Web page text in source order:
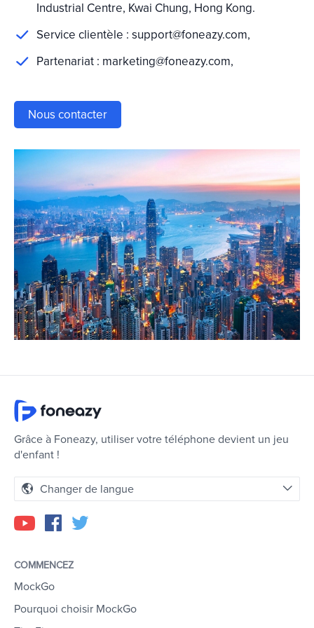
Industrial Centre, Kwai Chung, Hong Kong.
Service clientèle : support@foneazy.com,
Partenariat : marketing@foneazy.com,
Nous contacter
Grâce à Foneazy, utiliser votre téléphone devient un jeu
d'enfant !
Changer de langue
COMMENCEZ
MockGo
Pourquoi choisir MockGo